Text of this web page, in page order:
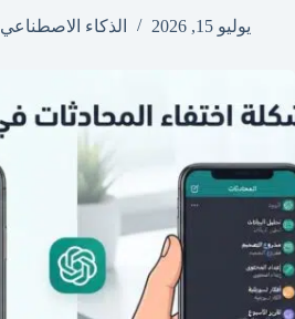
يوليو 15, 2026
الذكاء الاصطناعي